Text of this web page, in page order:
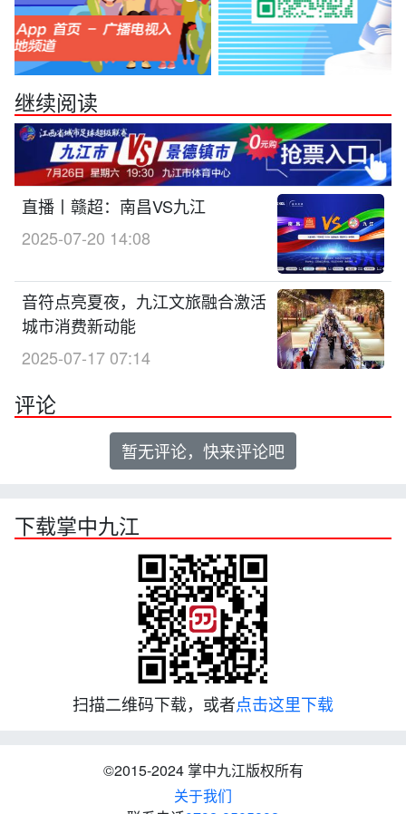
继续阅读
直播丨赣超：南昌VS九江
2025-07-20 14:08
音符点亮夏夜，九江文旅融合激活
城市消费新动能
2025-07-17 07:14
评论
暂无评论，快来评论吧
下载掌中九江
扫描二维码下载，或者点击这里下载
©2015-2024 掌中九江版权所有
关于我们